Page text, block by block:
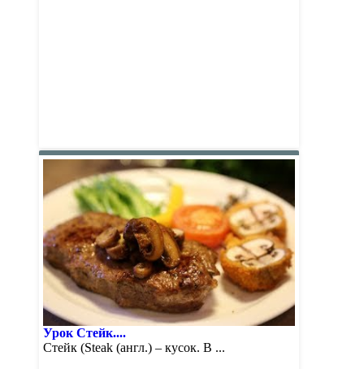
Урок Стейк....
Стейк (Steak (англ.) – кусок. В ...